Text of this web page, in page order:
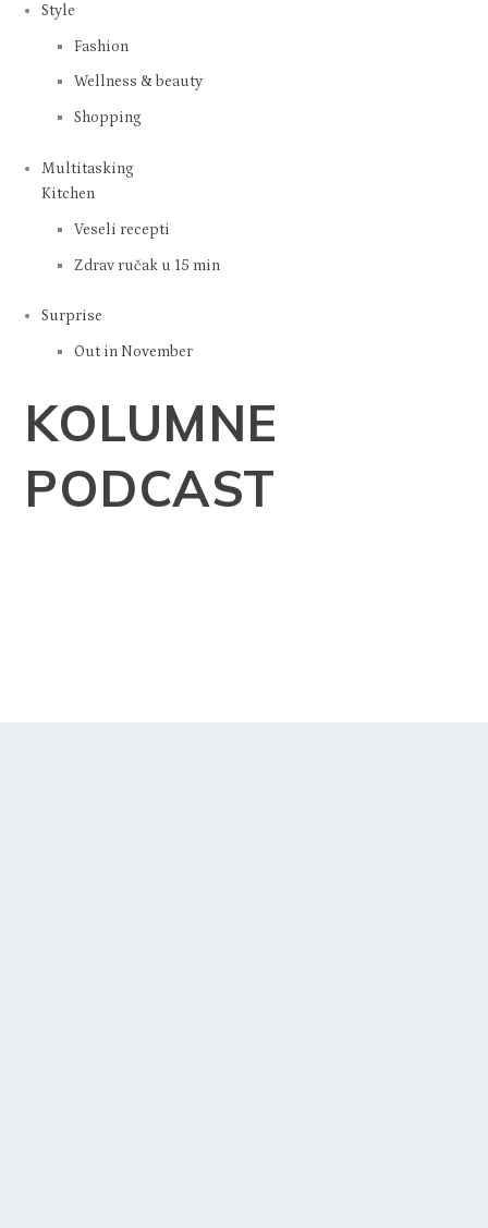
Style
Fashion
Wellness & beauty
Shopping
Multitasking
Kitchen
Veseli recepti
Zdrav ručak u 15 min
Surprise
Out in November
KOLUMNE
PODCAST